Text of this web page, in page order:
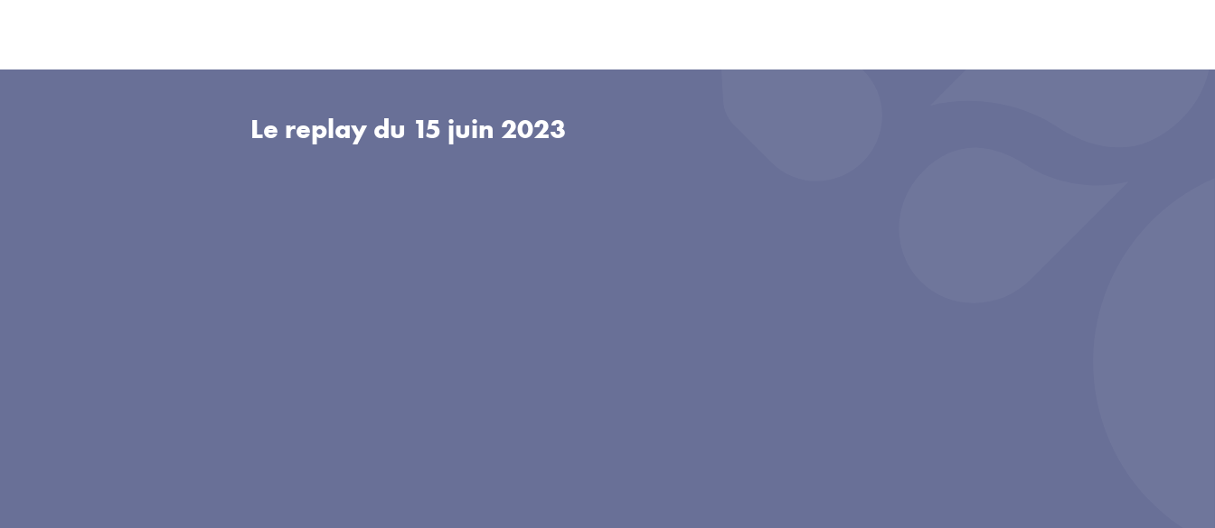
Le replay du 15 juin 2023